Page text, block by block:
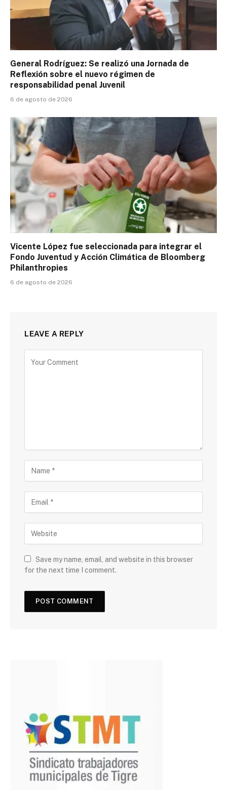
General Rodríguez: Se realizó una Jornada de
Reflexión sobre el nuevo régimen de
responsabilidad penal Juvenil
6 de agosto de 2026
Vicente López fue seleccionada para integrar el
Fondo Juventud y Acción Climática de Bloomberg
Philanthropies
6 de agosto de 2026
LEAVE A REPLY
Save my name, email, and website in this browser
for the next time I comment.